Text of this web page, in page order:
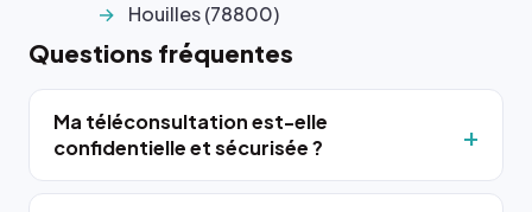
Houilles (78800)
Questions fréquentes
Ma téléconsultation est-elle
confidentielle et sécurisée ?